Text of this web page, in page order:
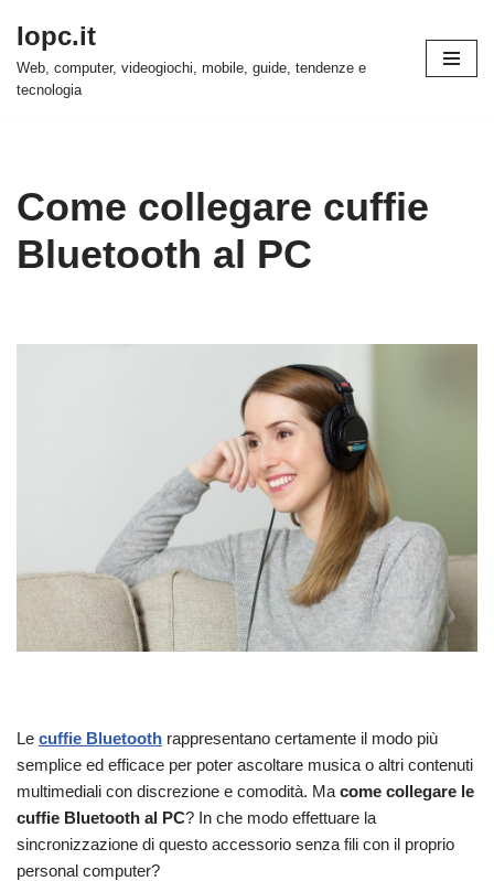
Vai
al
Iopc.it
Web, computer, videogiochi, mobile, guide, tendenze e
tecnologia
Come collegare cuffie
Bluetooth al PC
Le cuffie Bluetooth rappresentano certamente il modo più
semplice ed efficace per poter ascoltare musica o altri contenuti
multimediali con discrezione e comodità. Ma come collegare le
cuffie Bluetooth al PC? In che modo effettuare la
sincronizzazione di questo accessorio senza fili con il proprio
personal computer?